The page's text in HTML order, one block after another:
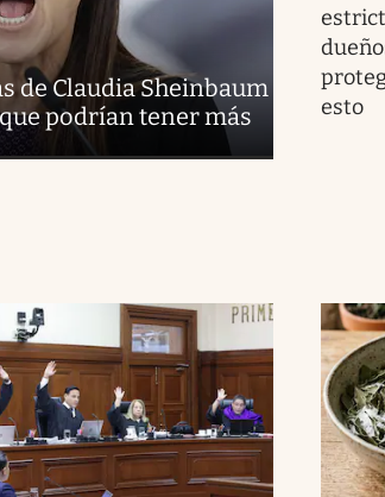
de Claudia Sheinbaum
podrían tener más
esto